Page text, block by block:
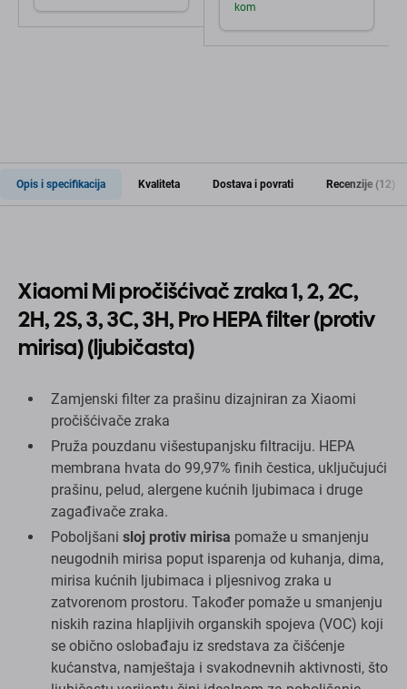
kom
Opis i specifikacija Kvaliteta Dostava i povrati Recenzije (12)
Xiaomi Mi pročišćivač zraka 1, 2, 2C,
2H, 2S, 3, 3C, 3H, Pro HEPA filter (protiv
mirisa) (ljubičasta)
Zamjenski filter za prašinu dizajniran za Xiaomi
pročišćivače zraka
Pruža pouzdanu višestupanjsku filtraciju. HEPA
membrana hvata do 99,97% finih čestica, uključujući
prašinu, pelud, alergene kućnih ljubimaca i druge
zagađivače zraka.
Poboljšani sloj protiv mirisa pomaže u smanjenju
neugodnih mirisa poput isparenja od kuhanja, dima,
mirisa kućnih ljubimaca i pljesnivog zraka u
zatvorenom prostoru. Također pomaže u smanjenju
niskih razina hlapljivih organskih spojeva (VOC) koji
se obično oslobađaju iz sredstava za čišćenje
kućanstva, namještaja i svakodnevnih aktivnosti, što